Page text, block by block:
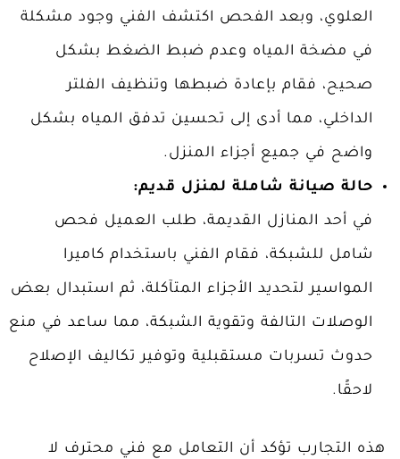
العلوي، وبعد الفحص اكتشف الفني وجود مشكلة
في مضخة المياه وعدم ضبط الضغط بشكل
صحيح، فقام بإعادة ضبطها وتنظيف الفلتر
الداخلي، مما أدى إلى تحسين تدفق المياه بشكل
واضح في جميع أجزاء المنزل.
حالة صيانة شاملة لمنزل قديم:
في أحد المنازل القديمة، طلب العميل فحص
شامل للشبكة، فقام الفني باستخدام كاميرا
المواسير لتحديد الأجزاء المتآكلة، ثم استبدال بعض
الوصلات التالفة وتقوية الشبكة، مما ساعد في منع
حدوث تسربات مستقبلية وتوفير تكاليف الإصلاح
لاحقًا.
هذه التجارب تؤكد أن التعامل مع فني محترف لا